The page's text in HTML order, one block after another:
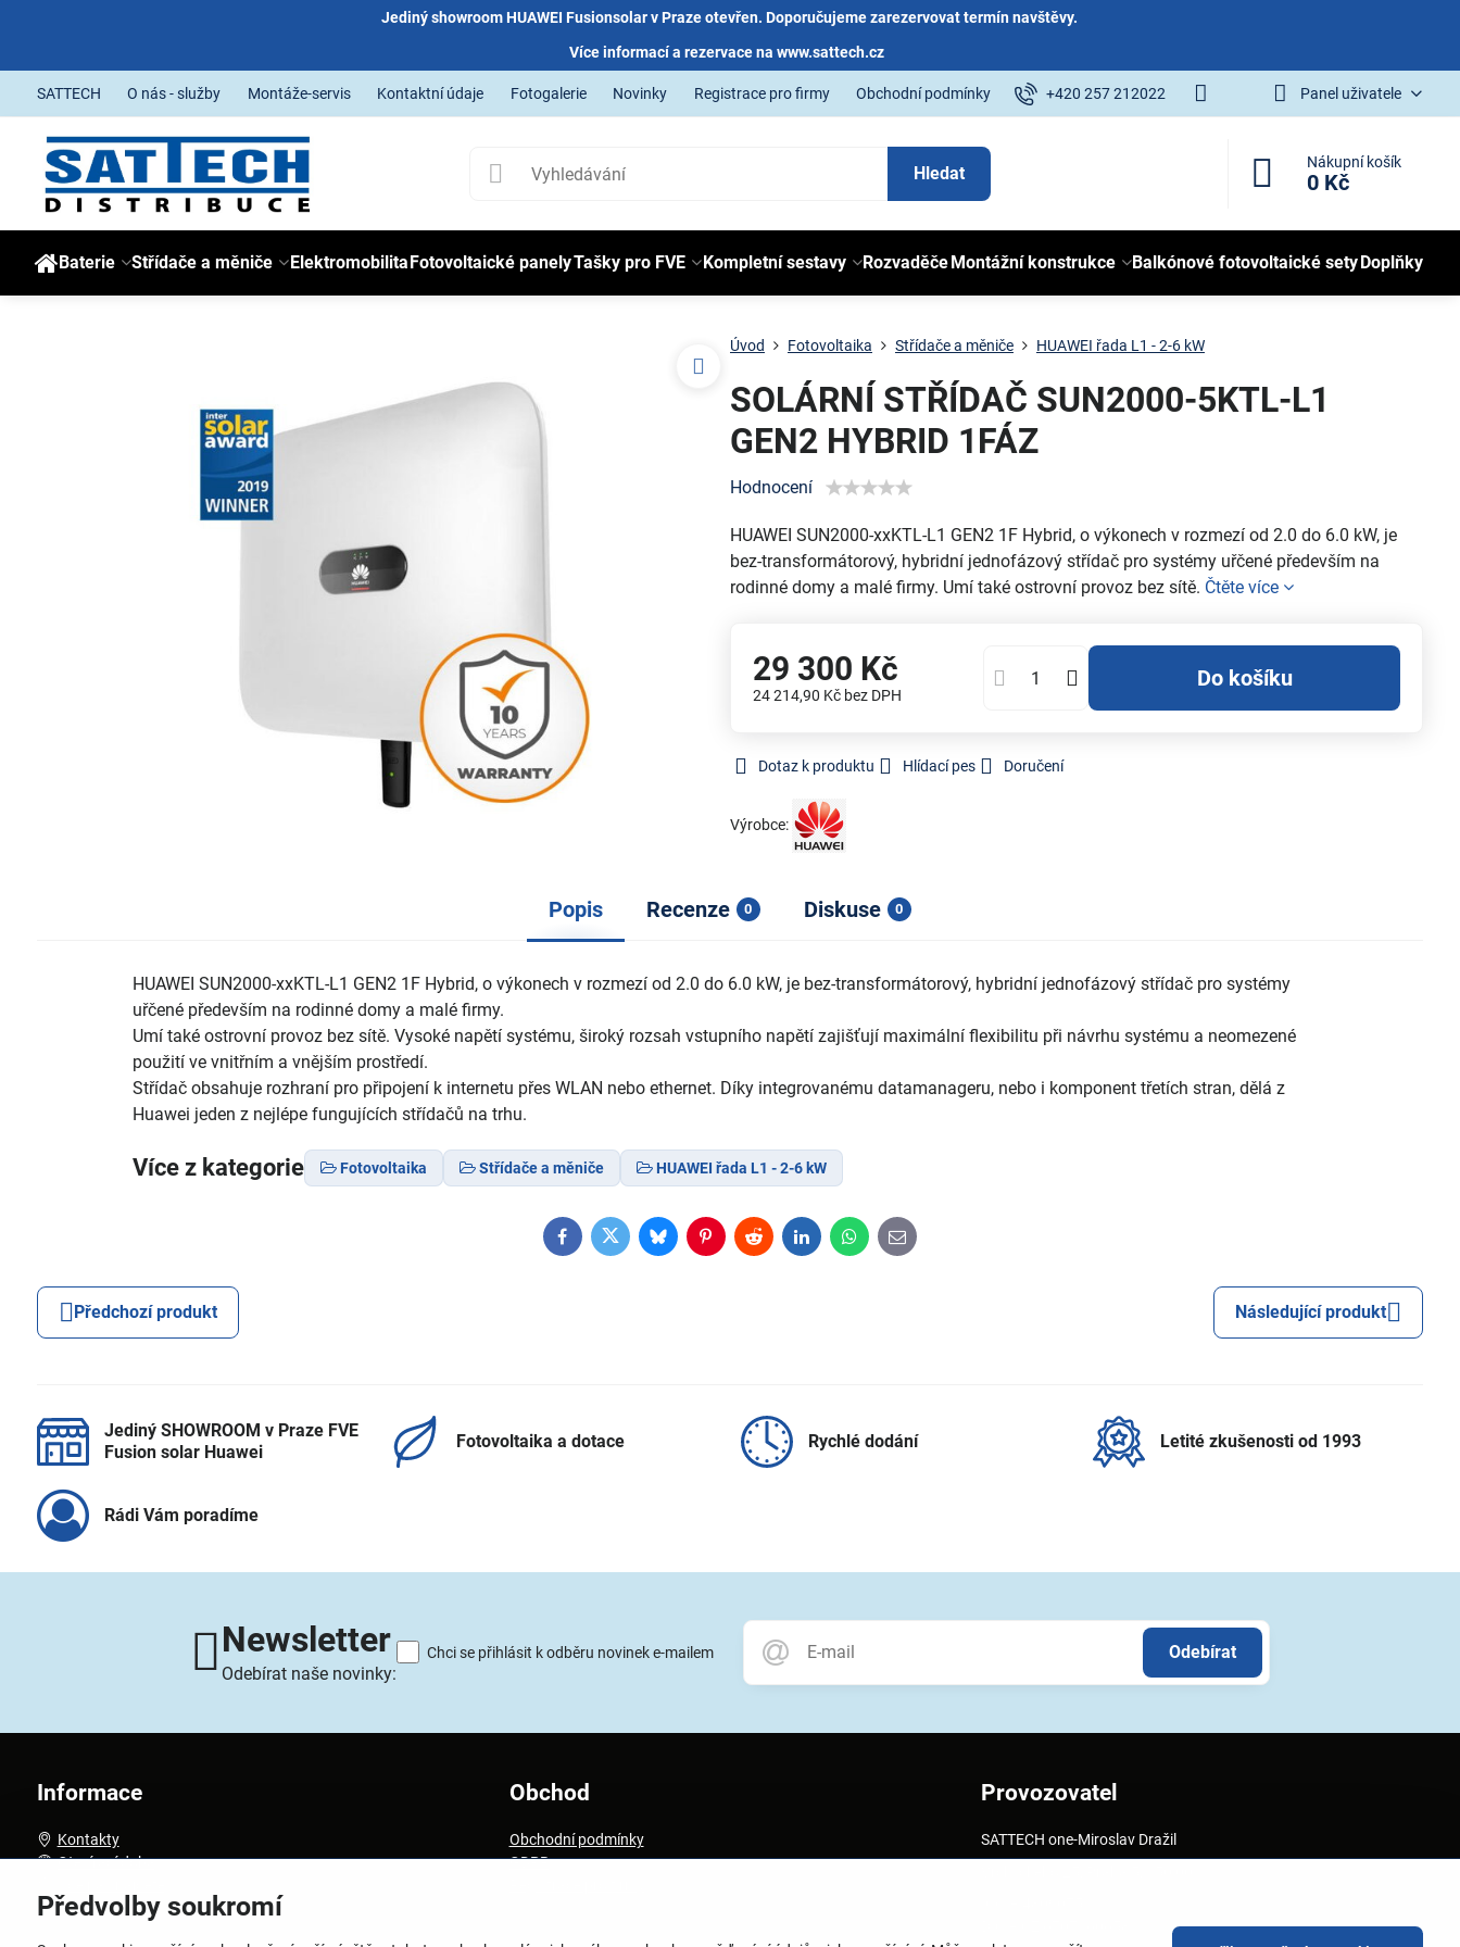
Jediný showroom HUAWEI Fusionsolar v Praze otevřen. Doporučujeme zarezervovat termín navštěvy.
Více informací a rezervace na www.sattech.cz
SATTECH O nás - služby Montáže-servis Kontaktní údaje Fotogalerie Novinky Registrace pro firmy Obchodní podmínky +420 257 212022 Panel uživatele
Hledat
Nákupní košík
0 Kč
Baterie Střídače a měniče ElektromobilitaFotovoltaické panelyTašky pro FVE Kompletní sestavy RozvaděčeMontážní konstrukce Balkónové fotovoltaické setyDoplňky
Úvod Fotovoltaika Střídače a měniče HUAWEI řada L1 - 2-6 kW
SOLÁRNÍ STŘÍDAČ SUN2000-5KTL-L1
GEN2 HYBRID 1FÁZ
Hodnocení
HUAWEI SUN2000-xxKTL-L1 GEN2 1F Hybrid, o výkonech v rozmezí od 2.0 do 6.0 kW, je
bez-transformátorový, hybridní jednofázový střídač pro systémy uřčené především na
rodinné domy a malé firmy. Umí také ostrovní provoz bez sítě. Čtěte více
29 300 Kč
24 214,90 Kč bez DPH
Do košíku
Dotaz k produktu Hlídací pes Doručení
Výrobce:
Popis Recenze 0 Diskuse 0
HUAWEI SUN2000-xxKTL-L1 GEN2 1F Hybrid, o výkonech v rozmezí od 2.0 do 6.0 kW, je bez-transformátorový, hybridní jednofázový střídač pro systémy
uřčené především na rodinné domy a malé firmy.
Umí také ostrovní provoz bez sítě. Vysoké napětí systému, široký rozsah vstupního napětí zajišťují maximální flexibilitu při návrhu systému a neomezené
použití ve vnitřním a vnějším prostředí.
Střídač obsahuje rozhraní pro připojení k internetu přes WLAN nebo ethernet. Díky integrovanému datamanageru, nebo i komponent třetích stran, dělá z
Huawei jeden z nejlépe fungujících střídačů na trhu.
Více z kategorie Fotovoltaika Střídače a měniče HUAWEI řada L1 - 2-6 kW
FacebookTwitterBlueskyPinterestRedditLinkedInWhatsApp
E-
mail
Předchozí produkt Následující produkt
Jediný SHOWROOM v Praze FVE
Fusion solar Huawei
Fotovoltaika a dotace Rychlé dodání Letité zkušenosti od 1993
Rádi Vám poradíme
Newsletter
Odebírat naše novinky:
Odebírat
Chci se přihlásit k odběru novinek e-mailem
Informace
Kontakty
Otevírací doba
Obchod
Obchodní podmínky
GDPR
Provozovatel
SATTECH one-Miroslav Dražil
Předvolby soukromí